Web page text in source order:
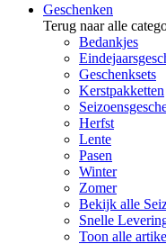
Geschenken
Terug naar alle
Bedankjes
Geschenksets
Kerstpakketten
Herfst
Lente
Pasen
Winter
Zomer
Bekijk alle
Snelle
Toon alle